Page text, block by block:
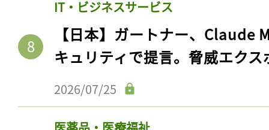
IT・ビジネスサービス
【日本】ガートナー、Claude
キュリティで提言。脅威エク
2026/07/25